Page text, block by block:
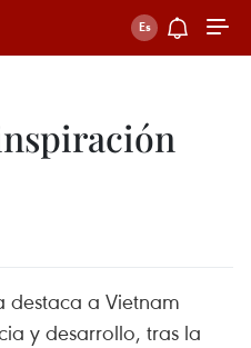
destaca a Vietnam
y desarrollo, tras la